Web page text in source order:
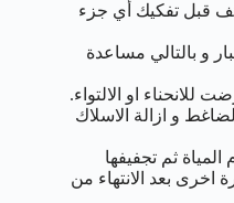
قبل تفكيك أي جزء
و بالتالي مساعدة
او الالتواء.
و ازالة الاسلاك
ثم تجفيفها
اخرى بعد الانتهاء من